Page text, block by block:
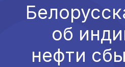
об
нефти